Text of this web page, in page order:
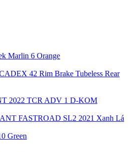
Marlin 6 Orange
42 Rim Brake Tubeless Rear
2022 TCR ADV 1 D-KOM
FASTROAD SL2 2021 Xanh Lá
Green